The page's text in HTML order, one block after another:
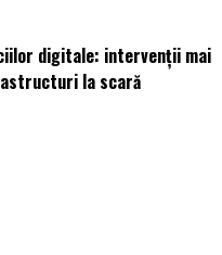
digitale: intervenții mai
la scară